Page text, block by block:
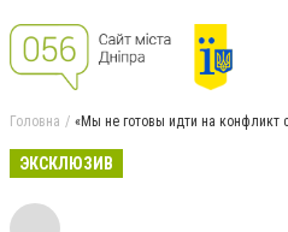
Головна «Мы не готовы идти на конфликт
ЭКСКЛЮЗИВ